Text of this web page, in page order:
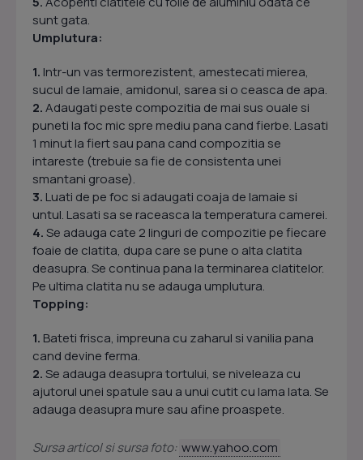
sunt gata.
Umplutura:
1. Intr-un vas termorezistent, amestecati mierea,
sucul de lamaie, amidonul, sarea si o ceasca de apa.
2.Adaugati peste compozitia de mai sus ouale si
puneti la foc mic spre mediu pana cand fierbe. Lasati
1 minut la fiert sau pana cand compozitia se
intareste (trebuie sa fie de consistenta unei
smantani groase).
3. Luati de pe foc si adaugati coaja de lamaie si
untul. Lasati sa se raceasca la temperatura camerei.
4.Se adauga cate 2 linguri de compozitie pe fiecare
foaie de clatita, dupa care se pune o alta clatita
deasupra. Se continua pana la terminarea clatitelor.
Pe ultima clatita nu se adauga umplutura.
Topping:
1. Bateti frisca, impreuna cu zaharul si vanilia pana
cand devine ferma.
2.Se adauga deasupra tortului, se niveleaza cu
ajutorul unei spatule sau a unui cutit cu lama lata. Se
adauga deasupra mure sau afine proaspete.
Sursa articol si sursa foto: www.yahoo.com